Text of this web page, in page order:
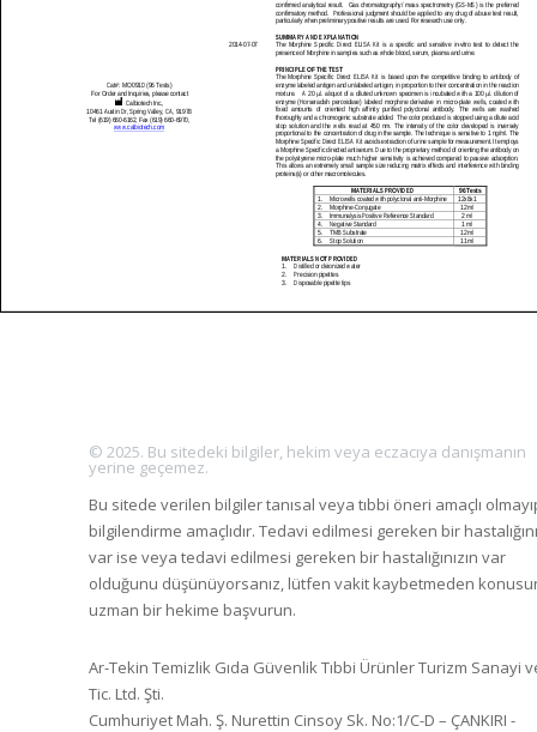
© 2025. Bu sitedeki bilgiler, hekim veya eczacıya danışmanın
yerine geçemez.
Bu sitede verilen bilgiler tanısal veya tıbbi öneri amaçlı
bilgilendirme amaçlıdır. Tedavi edilmesi gereken bir
var ise veya tedavi edilmesi gereken bir hastalığınızın var
olduğunu düşünüyorsanız, lütfen vakit kaybetmeden
uzman bir hekime başvurun.
Ar-Tekin Temizlik Gıda Güvenlik Tıbbi Ürünler Turizm Sanayi
Tic. Ltd. Şti.
Cumhuriyet Mah. Ş. Nurettin Cinsoy Sk. No:1/C-D – ÇANKIRI -